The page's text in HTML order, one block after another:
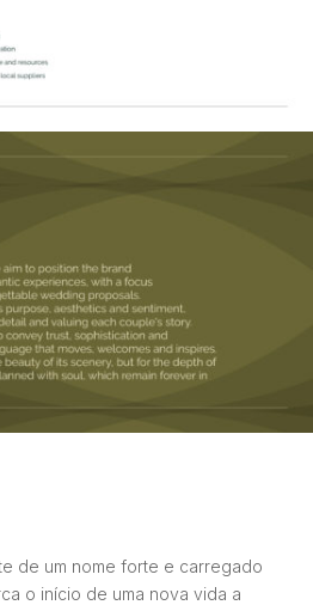
de um nome forte e carregado
o início de uma nova vida a